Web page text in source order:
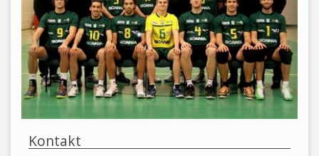
Kontakt